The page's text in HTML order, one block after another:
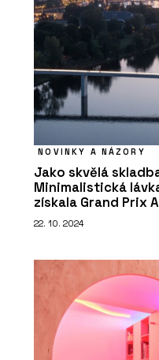
NOVINKY A NÁZORY
Jako skvělá
Minimalistická
získala Grand Prix
22. 10. 2024